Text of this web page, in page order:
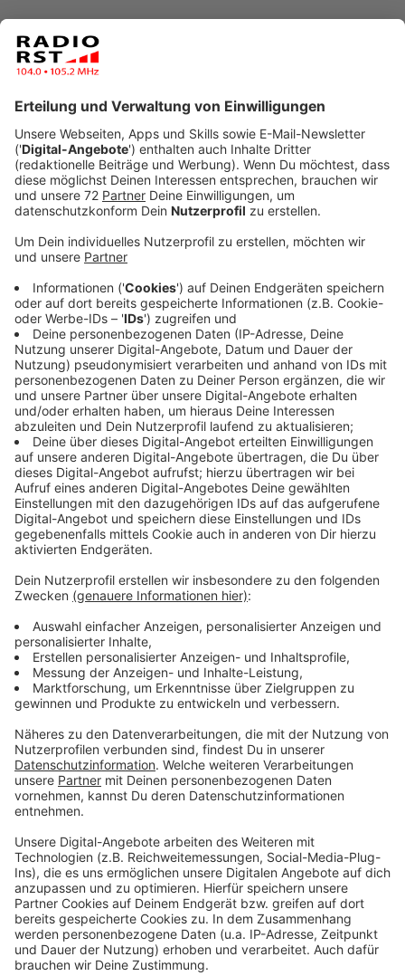
Das trifft natürlich auch die berühmte VW-Currywurst
- jahrelang das beliebteste Essen in der Kantine. Alt-
Kanzler Gerhard Schröder - selbst bekennender
Currywurst-Fan- bringt das auf die Barrikaden: "Mit mir
Aufsichtsrat von VW.
Vegetarische Gerichte liegen im Trend
Anders als Schröder sehen die Verantwortlichen bei
Mitarbeiterinnen und Mitarbeiter. Immer mehr
Menschen in Deutschland legen Wert auf eine
ausgewogene, gesunde und auch nachhaltige
Ernährung. Das wird auch beim
Lebensmittelunternehmen apetito in Rheine deutlich.
apetito stellt die Speisen für Kantinen und Mensen in
ganz Deutschland her. Dort wächst die Nachfrage
nach vegetarischem oder veganem Essen seit Jahren.
Deshalb nimmt das Unternehmen auch immer wieder
neue fleischfreie Gerichte in sein Angebot auf.
Bei der Produktion von Fleisch entstehen Unmengen
an CO2. Weniger Fleisch bedeutet also auch einen
Schritt weiter Richtung Klimaneutralität. Das würde
auch den Unternehmen helfen, die verpflichtet sind,
klimaneutral zu werden. Voraussetzung ist, dass die
Alternativen zum Fleisch einigermaßen klimaneutral
sind: Obst und Gemüse, dass erst aus fernen Ländern
eingeflogen wird, hilft dem Klima nicht.
Die meisten Kantinen großer Unternehmen werden von
Großcaterern betrieben. Die Konkurrenz ist groß,
deshalb ist es für diese Caterer besonders wichtig,
günstig zu sein. Die Folge: Fleisch wird oft in minderer
Qualität angeboten. Die Tiere kommen also eher aus
der Massentierhaltung und weniger vom Bio-Hof.